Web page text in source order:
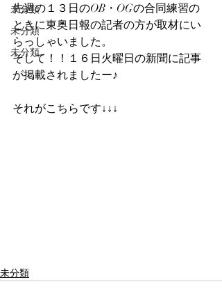
未分類
未分類
未分類
先週の１３日のOB・OGの合同練習の
ときに東奥日報の記者の方が取材にい
らっしゃいました。
そして！！１６日火曜日の新聞に記事
が掲載されましたー♪
それがこちらです↓↓↓
未分類